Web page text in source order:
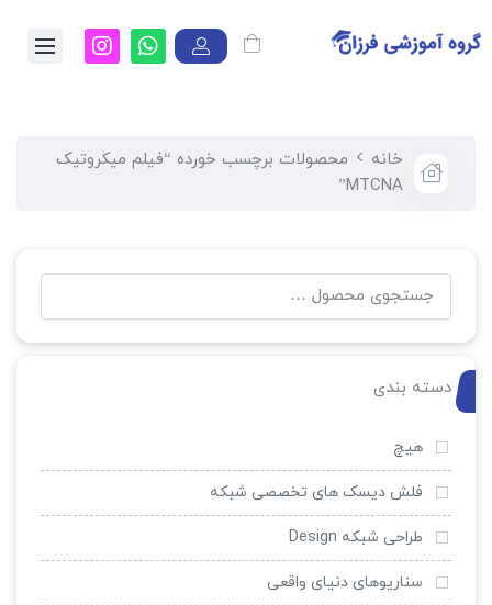
خانه
محصولات برچسب خورده “فیلم میکروتیک
MTCNA”
دسته بندی
هیچ
فلش دیسک های تخصصی شبکه
طراحی شبکه Design
سناریوهای دنیای واقعی